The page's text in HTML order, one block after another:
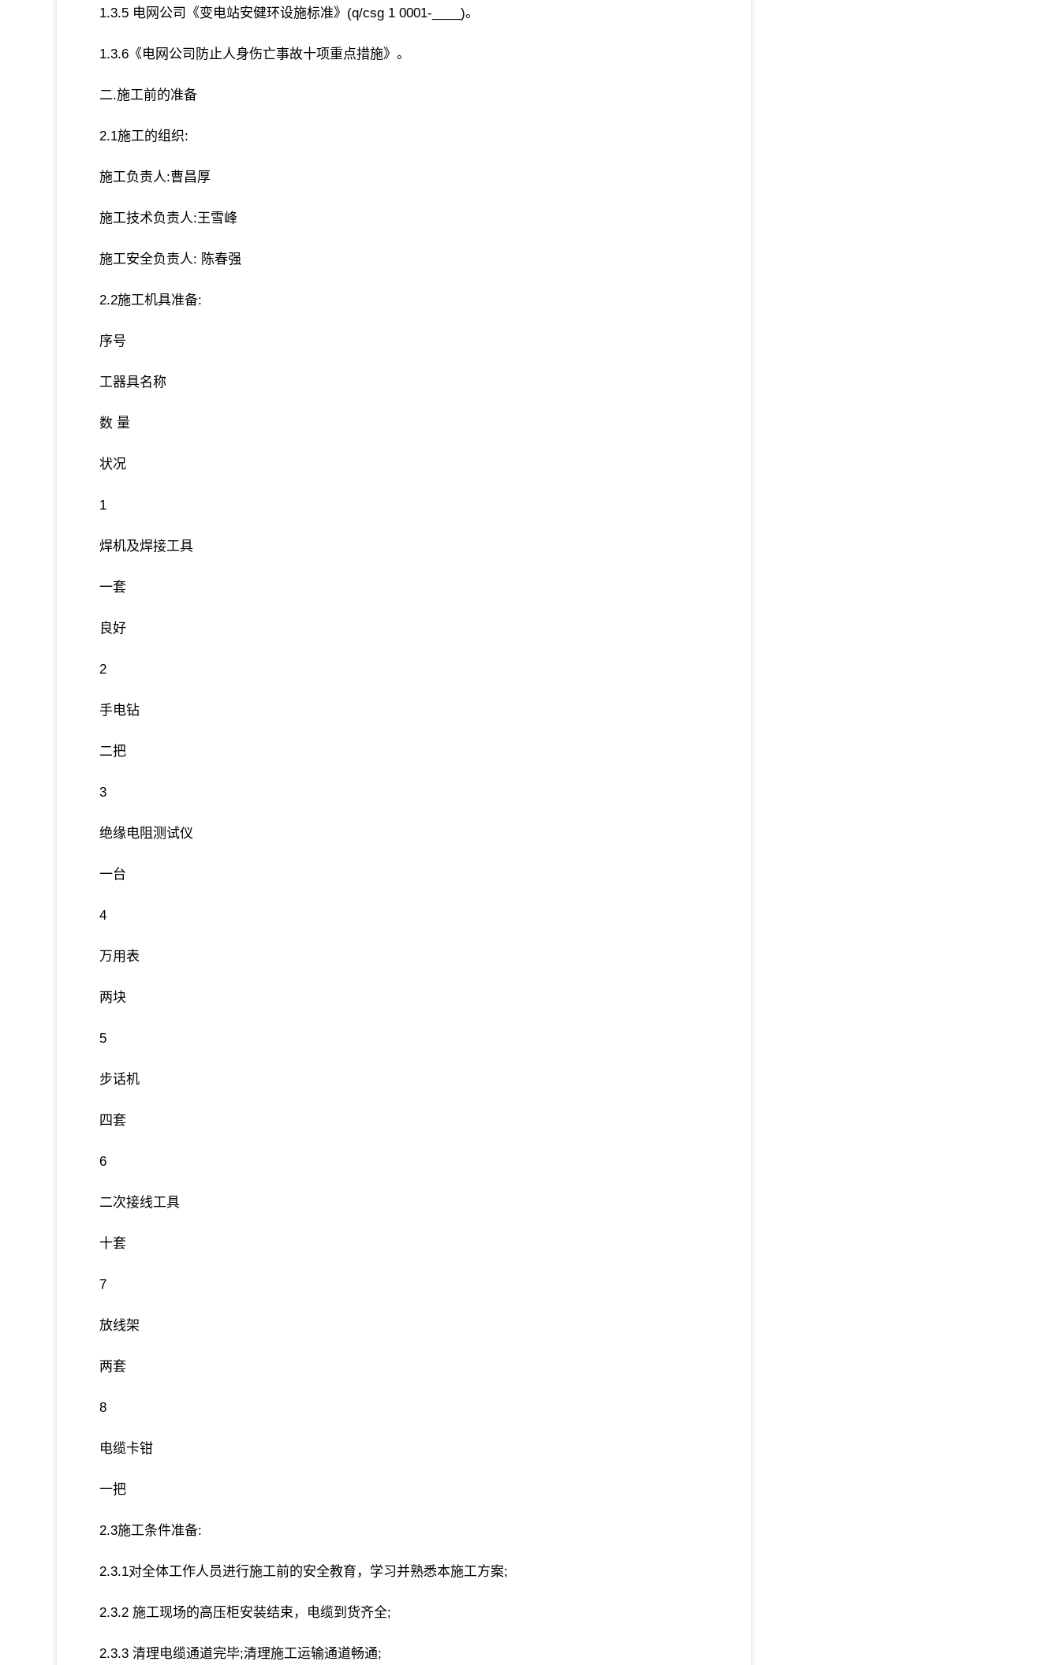
1.3.5 电网公司《变电站安健环设施标准》(q/csg 1 0001-____)。
1.3.6《电网公司防止人身伤亡事故十项重点措施》。
二.施工前的准备
2.1施工的组织:
施工负责人:曹昌厚
施工技术负责人:王雪峰
施工安全负责人: 陈春强
2.2施工机具准备:
序号
工器具名称
数 量
状况
1
焊机及焊接工具
一套
良好
2
手电钻
二把
3
绝缘电阻测试仪
一台
4
万用表
两块
5
步话机
四套
6
二次接线工具
十套
7
放线架
两套
8
电缆卡钳
一把
2.3施工条件准备:
2.3.1对全体工作人员进行施工前的安全教育，学习并熟悉本施工方案;
2.3.2 施工现场的高压柜安装结束，电缆到货齐全;
2.3.3 清理电缆通道完毕;清理施工运输通道畅通;